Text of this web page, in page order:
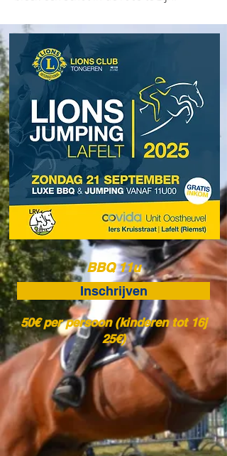
BBQ 11u
Inschrijven
50€ per persoon (kinderen tot 16j
25€)